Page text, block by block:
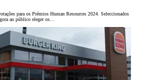
para os Prémios Human Resources 2024. Seleccionados
ao público eleger os…